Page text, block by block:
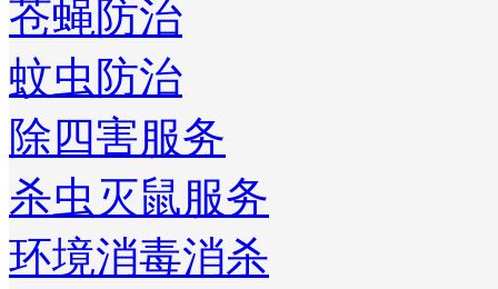
苍蝇防治
蚊虫防治
除四害服务
杀虫灭鼠服务
环境消毒消杀